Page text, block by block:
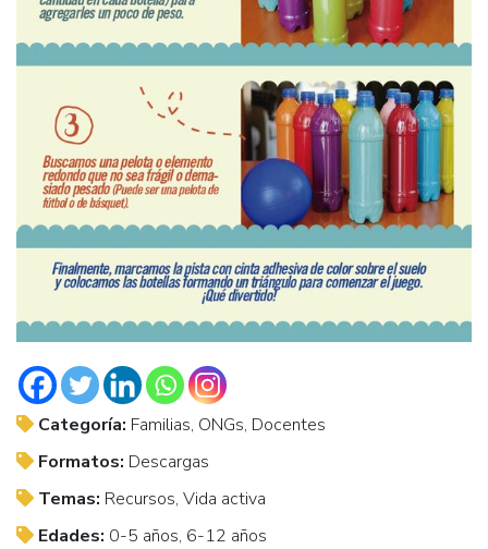
Categoría: Familias, ONGs, Docentes
Formatos: Descargas
Temas: Recursos, Vida activa
Edades: 0-5 años, 6-12 años